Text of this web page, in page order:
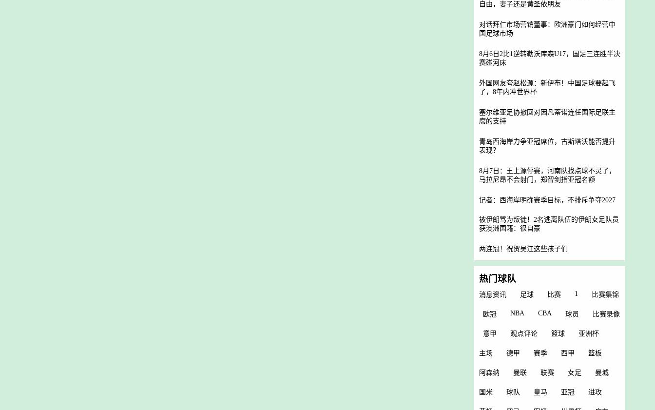
自由，妻子还是黄圣依朋友
对话拜仁市场营销董事：欧洲豪门如何经营中
国足球市场
8月6日2比1逆转勒沃库森U17，国足三连胜半决
赛碰河床
外国网友夸赵松源：新伊布！中国足球要起飞
了，8年内冲世界杯
塞尔维亚足协撤回对因凡蒂诺连任国际足联主
席的支持
青岛西海岸力争亚冠席位，古斯塔沃能否提升
表现？
8月7日：王上源停赛，河南队找点球不灵了，
马拉尼昂不会射门，郑智剑指亚冠名额
记者：西海岸明确赛季目标，不排斥争夺2027
被伊朗骂为叛徒！2名逃离队伍的伊朗女足队员
获澳洲国籍：很自豪
两连冠！祝贺吴江这些孩子们
热门球队
消息资讯 足球 比赛 1 比赛集锦
欧冠 NBA CBA 球员 比赛录像
意甲 观点评论 篮球 亚洲杯
主场 德甲 赛季 西甲 篮板
阿森纳 曼联 联赛 女足 曼城
国米 球队 皇马 亚冠 进攻